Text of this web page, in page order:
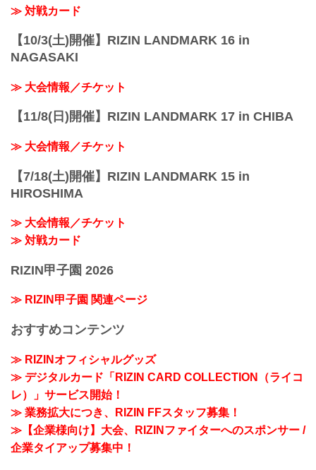
≫ 対戦カード
【10/3(土)開催】RIZIN LANDMARK 16 in
NAGASAKI
≫ 大会情報／チケット
【11/8(日)開催】RIZIN LANDMARK 17 in CHIBA
≫ 大会情報／チケット
【7/18(土)開催】RIZIN LANDMARK 15 in
HIROSHIMA
≫ 大会情報／チケット
≫ 対戦カード
RIZIN甲子園 2026
≫ RIZIN甲子園 関連ページ
おすすめコンテンツ
≫ RIZINオフィシャルグッズ
≫ デジタルカード「RIZIN CARD COLLECTION（ライコ
レ）」サービス開始！
≫ 業務拡大につき、RIZIN FFスタッフ募集！
≫【企業様向け】大会、RIZINファイターへのスポンサー /
企業タイアップ募集中！